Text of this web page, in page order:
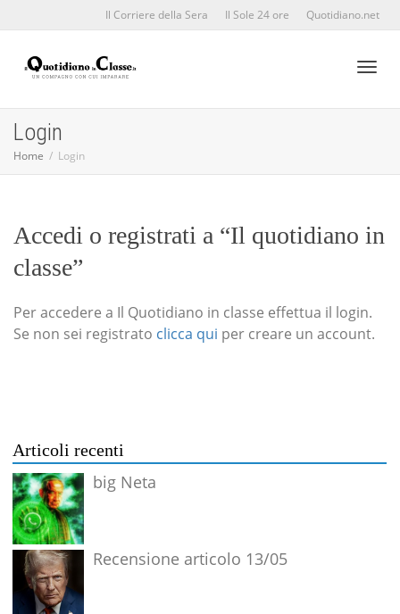
Il Corriere della Sera Il Sole 24 ore Quotidiano.net
Login
Home Login
Accedi o registrati a “Il quotidiano in
classe”
Per accedere a Il Quotidiano in classe effettua il login.
Se non sei registrato clicca qui per creare un account.
Articoli recenti
big Neta
Recensione articolo 13/05